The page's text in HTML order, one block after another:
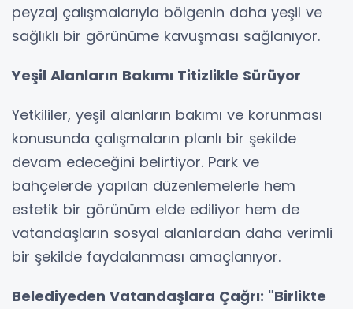
peyzaj çalışmalarıyla bölgenin daha yeşil ve
sağlıklı bir görünüme kavuşması sağlanıyor.
Yeşil Alanların Bakımı Titizlikle Sürüyor
Yetkililer, yeşil alanların bakımı ve korunması
konusunda çalışmaların planlı bir şekilde
devam edeceğini belirtiyor. Park ve
bahçelerde yapılan düzenlemelerle hem
estetik bir görünüm elde ediliyor hem de
vatandaşların sosyal alanlardan daha verimli
bir şekilde faydalanması amaçlanıyor.
Belediyeden Vatandaşlara Çağrı: "Birlikte